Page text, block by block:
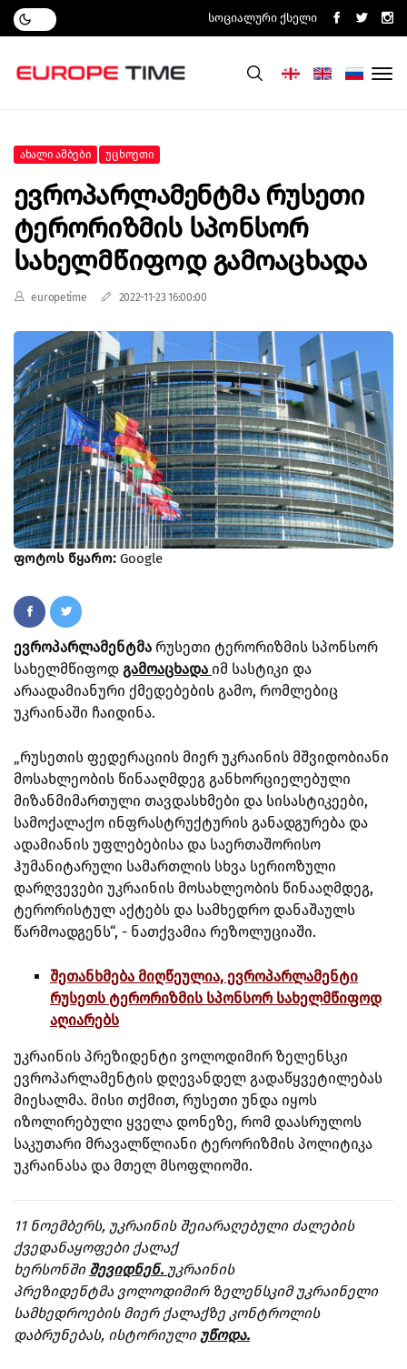
Სოციალური Ქსელი
Ახალი Ამბები Უცხოეთი
Ევროპარლამენტმა Რუსეთი
Ტერორიზმის Სპონსორ
Სახელმწიფოდ Გამოაცხადა
europetime 2022-11-23 16:00:00
ფოტოს წყარო: Google
ევროპარლამენტმა რუსეთი ტერორიზმის სპონსორ
სახელმწიფოდ გამოაცხადა იმ სასტიკი და
არაადამიანური ქმედებების გამო, რომლებიც
უკრაინაში ჩაიდინა.
„რუსეთის ფედერაციის მიერ უკრაინის მშვიდობიანი
მოსახლეობის წინააღმდეგ განხორციელებული
მიზანმიმართული თავდასხმები და სისასტიკეები,
სამოქალაქო ინფრასტრუქტურის განადგურება და
ადამიანის უფლებებისა და საერთაშორისო
ჰუმანიტარული სამართლის სხვა სერიოზული
დარღვევები უკრაინის მოსახლეობის წინააღმდეგ,
ტერორისტულ აქტებს და სამხედრო დანაშაულს
წარმოადგენს“, - ნათქვამია რეზოლუციაში.
შეთანხმება მიღწეულია, ევროპარლამენტი
რუსეთს ტერორიზმის სპონსორ სახელმწიფოდ
აღიარებს
უკრაინის პრეზიდენტი ვოლოდიმირ ზელენსკი
ევროპარლამენტის დღევანდელ გადაწყვეტილებას
მიესალმა. მისი თქმით, რუსეთი უნდა იყოს
იზოლირებული ყველა დონეზე, რომ დაასრულოს
საკუთარი მრავალწლიანი ტერორიზმის პოლიტიკა
უკრაინასა და მთელ მსოფლიოში.
11 ნოემბერს, უკრაინის შეიარაღებული ძალების
ქვედანაყოფები ქალაქ
ხერსონში შევიდნენ. უკრაინის
პრეზიდენტმა ვოლოდიმირ ზელენსკიმ უკრაინელი
სამხედროების მიერ ქალაქზე კონტროლის
დაბრუნებას, ისტორიული უწოდა.